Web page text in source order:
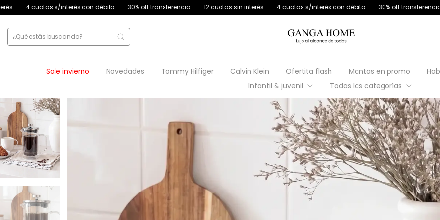
con débito 30% off transferencia 12 cuotas sin interés 4 cuotas s/interés con débito 30% off transferencia 12 cuotas sin
Sale invierno Novedades Tommy Hilfiger Calvin Klein Ofertita flash Mantas en promo
Infantil & juvenil
Todas las categorías